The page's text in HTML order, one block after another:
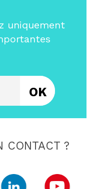
uniquement
CONTACT ?